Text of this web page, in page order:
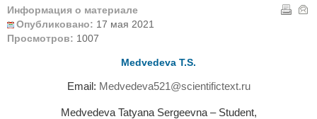
Информация о материале
Опубликовано: 17 мая 2021
Просмотров: 1007
Medvedeva T.S.
Email: Medvedeva521@scientifictext.ru
Medvedeva Tatyana Sergeevna – Student,